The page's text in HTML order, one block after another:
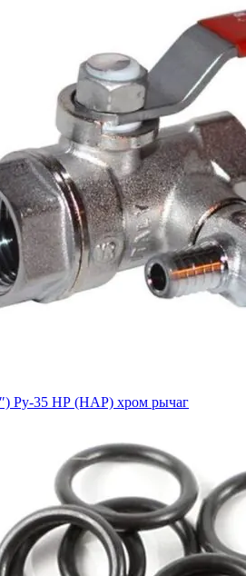
Ру-35 НР (НАР) хром рычаг